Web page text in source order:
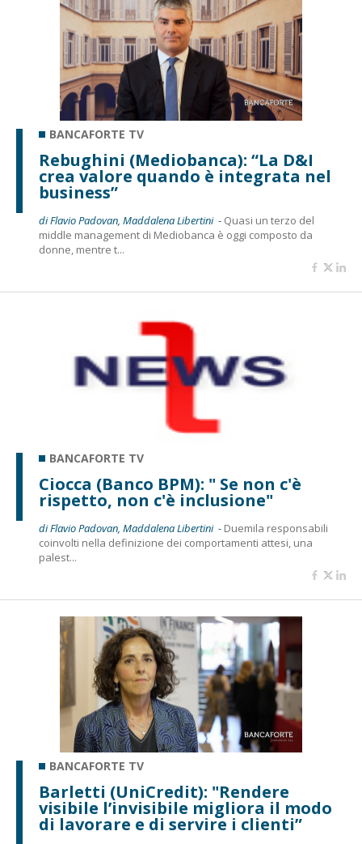
BANCAFORTE TV
Rebughini (Mediobanca): “La D&I
crea valore quando è integrata nel
business”
di Flavio Padovan, Maddalena Libertini - Quasi un terzo del
middle management di Mediobanca è oggi composto da
donne, mentre t...
BANCAFORTE TV
Ciocca (Banco BPM): " Se non c'è
rispetto, non c'è inclusione"
di Flavio Padovan, Maddalena Libertini - Duemila responsabili
coinvolti nella definizione dei comportamenti attesi, una
palest...
BANCAFORTE TV
Barletti (UniCredit): "Rendere
visibile l’invisibile migliora il modo
di lavorare e di servire i clienti”